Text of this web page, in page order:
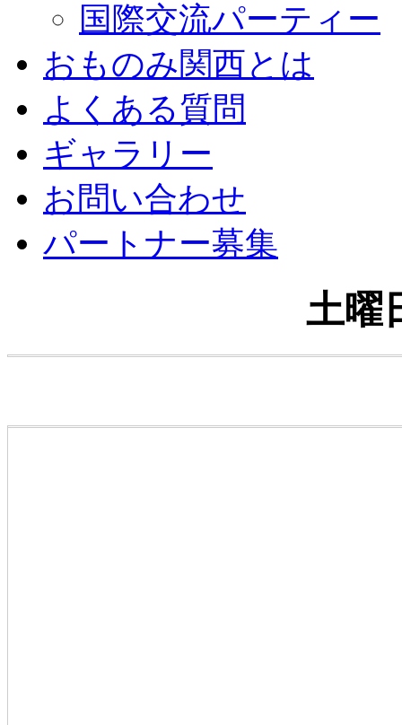
国際交流パーティー
おものみ関西とは
よくある質問
ギャラリー
お問い合わせ
パートナー募集
土曜